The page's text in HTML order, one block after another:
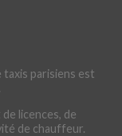
taxis parisiens est
licences, de
de chauffeur.